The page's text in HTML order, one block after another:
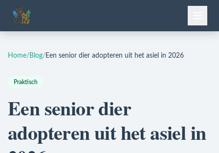
Home/ Blog/ Een senior dier adopteren uit het asiel in 2026
Praktisch
Een senior dier
adopteren uit het asiel in